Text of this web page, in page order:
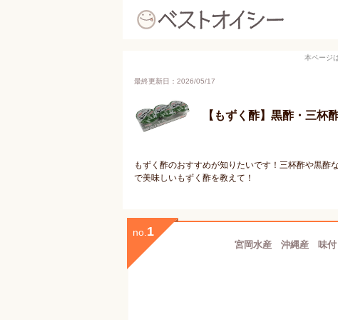
本ページ
最終更新日：2026/05/17
【もずく酢】黒酢・三杯
もずく酢のおすすめが知りたいです！三杯酢や黒酢
で美味しいもずく酢を教えて！
no. 1
宮岡水産 沖縄産 味付